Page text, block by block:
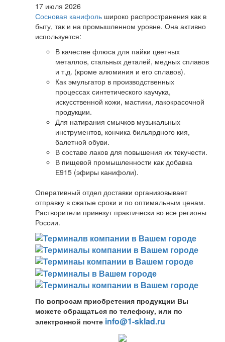
17 июля 2026
Сосновая канифоль широко распространения как в
быту, так и на промышленном уровне. Она активно
используется:
В качестве флюса для пайки цветных
металлов, стальных деталей, медных сплавов
и т.д. (кроме алюминия и его сплавов).
Как эмульгатор в производственных
процессах синтетического каучука,
искусственной кожи, мастики, лакокрасочной
продукции.
Для натирания смычков музыкальных
инструментов, кончика бильярдного кия,
балетной обуви.
В составе лаков для повышения их текучести.
В пищевой промышленности как добавка
Е915 (эфиры канифоли).
Оперативный отдел доставки организовывает
отправку в сжатые сроки и по оптимальным ценам.
Растворители привезут практически во все регионы
России.
По вопросам приобретения продукции Вы
можете обращаться по телефону, или по
электронной почте info@1-sklad.ru